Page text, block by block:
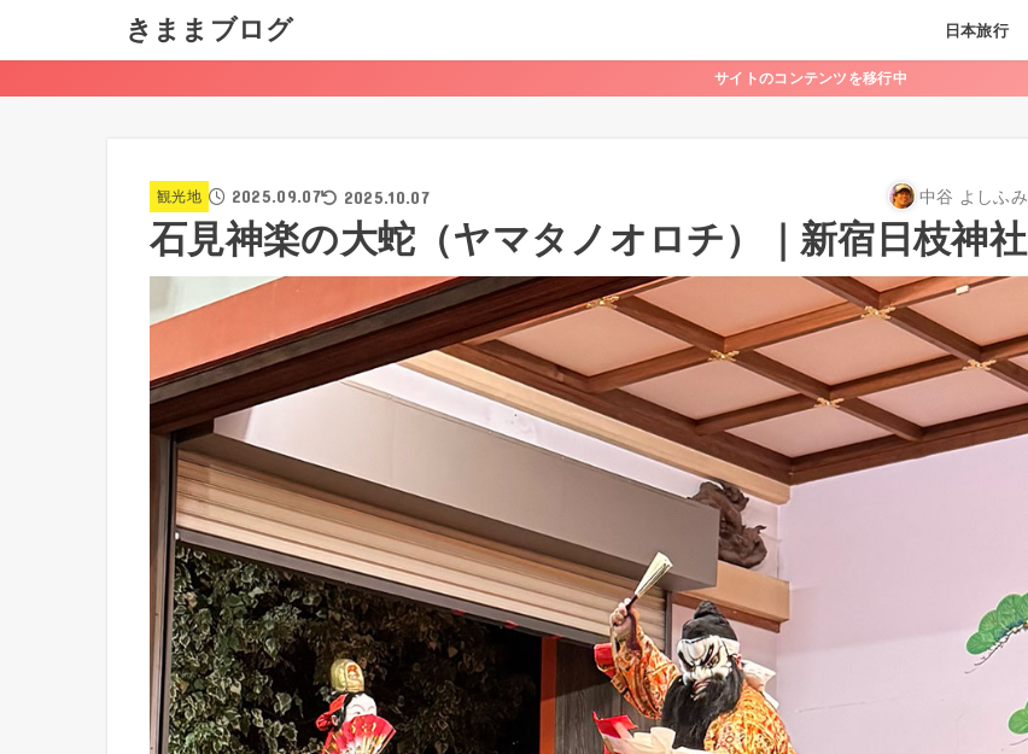
きままブログ 日本旅行
サイトのコンテンツを移行中
観光地 2025.09.07 2025.10.07 中谷 よしふみ
石見神楽の大蛇（ヤマタノオロチ）｜新宿日枝神社